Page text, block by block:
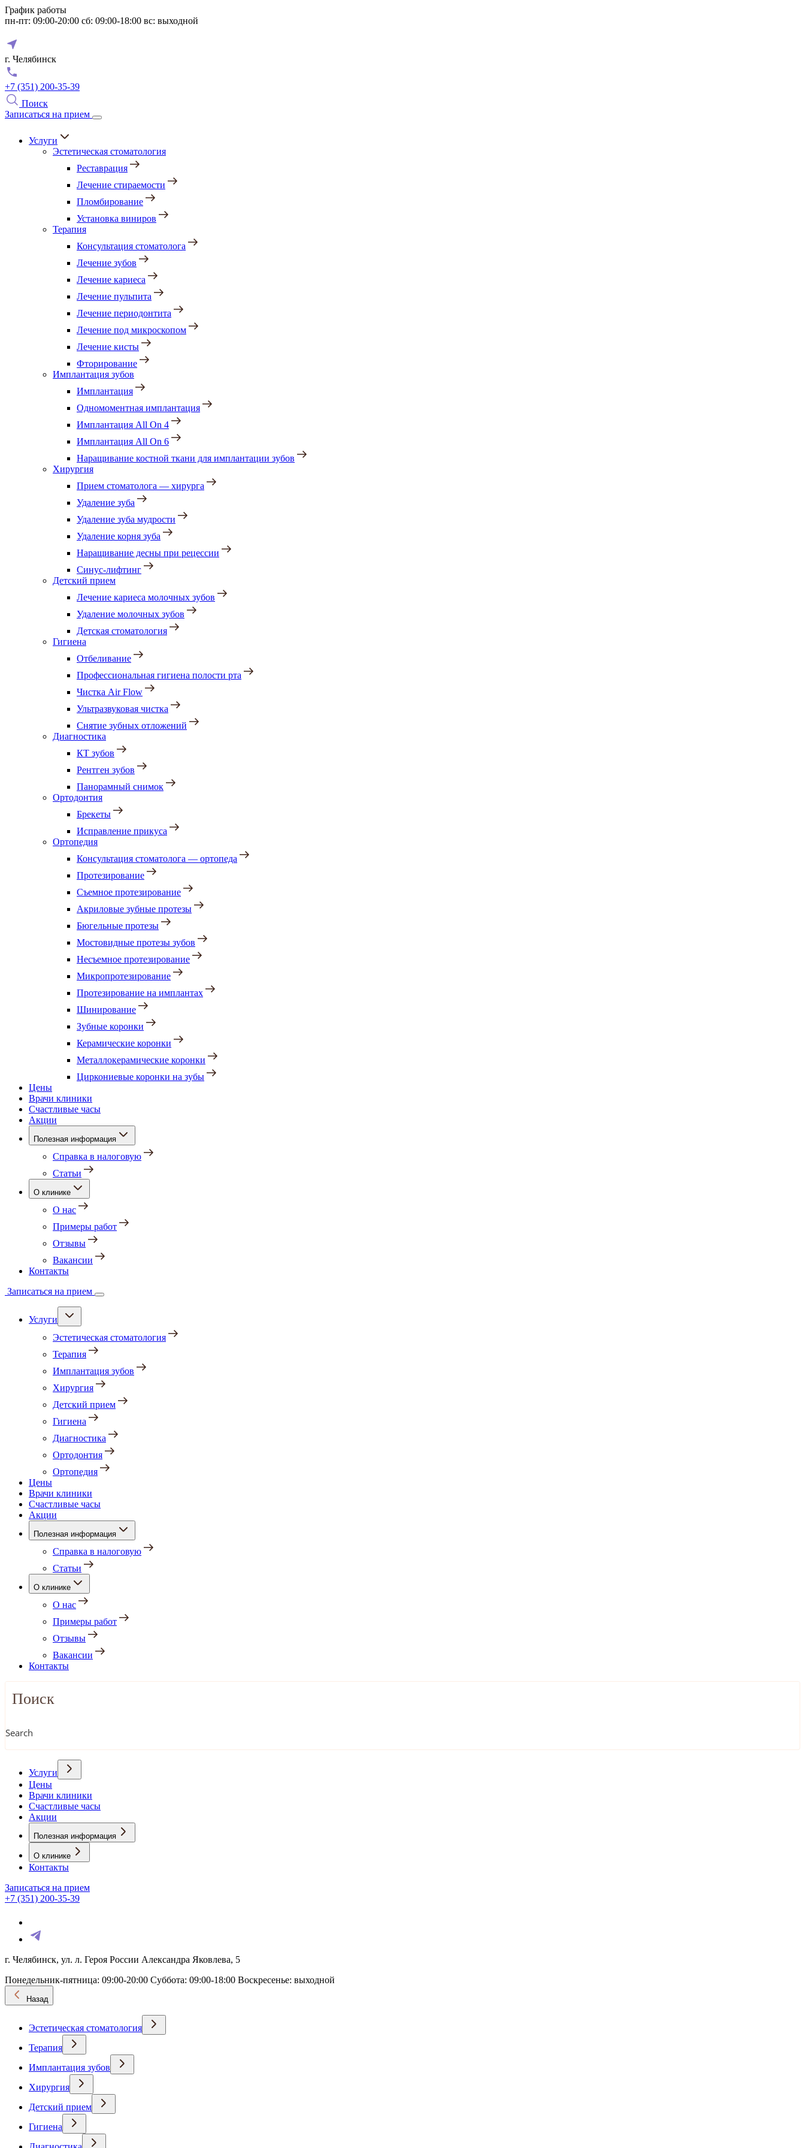
График работы
пн-пт: 09:00-20:00 сб: 09:00-18:00 вс: выходной
г. Челябинск
+7 (351) 200-35-39
Поиск
Записаться на прием
Услуги
Эстетическая стоматология
Реставрация
Лечение стираемости
Пломбирование
Установка виниров
Терапия
Консультация стоматолога
Лечение зубов
Лечение кариеса
Лечение пульпита
Лечение периодонтита
Лечение под микроскопом
Лечение кисты
Фторирование
Имплантация зубов
Имплантация
Одномоментная имплантация
Имплантация All On 4
Имплантация All On 6
Наращивание костной ткани для имплантации зубов
Хирургия
Прием стоматолога — хирурга
Удаление зуба
Удаление зуба мудрости
Удаление корня зуба
Наращивание десны при рецессии
Синус-лифтинг
Детский прием
Лечение кариеса молочных зубов
Удаление молочных зубов
Детская стоматология
Гигиена
Отбеливание
Профессиональная гигиена полости рта
Чистка Air Flow
Ультразвуковая чистка
Снятие зубных отложений
Диагностика
КТ зубов
Рентген зубов
Панорамный снимок
Ортодонтия
Брекеты
Исправление прикуса
Ортопедия
Консультация стоматолога — ортопеда
Протезирование
Съемное протезирование
Акриловые зубные протезы
Бюгельные протезы
Мостовидные протезы зубов
Несъемное протезирование
Микропротезирование
Протезирование на имплантах
Шинирование
Зубные коронки
Керамические коронки
Металлокерамические коронки
Циркониевые коронки на зубы
Цены
Врачи клиники
Счастливые часы
Акции
Полезная информация
Справка в налоговую
Статьи
О клинике
О нас
Примеры работ
Отзывы
Вакансии
Контакты
Записаться на прием
Услуги
Эстетическая стоматология
Терапия
Имплантация зубов
Хирургия
Детский прием
Гигиена
Диагностика
Ортодонтия
Ортопедия
Цены
Врачи клиники
Счастливые часы
Акции
Полезная информация
Справка в налоговую
Статьи
О клинике
О нас
Примеры работ
Отзывы
Вакансии
Контакты
Search
Услуги
Цены
Врачи клиники
Счастливые часы
Акции
Полезная информация
О клинике
Контакты
Записаться на прием
+7 (351) 200-35-39
г. Челябинск, ул. л. Героя России Александра Яковлева, 5
Понедельник-пятница: 09:00-20:00 Суббота: 09:00-18:00 Воскресенье: выходной
Назад
Эстетическая стоматология
Терапия
Имплантация зубов
Хирургия
Детский прием
Гигиена